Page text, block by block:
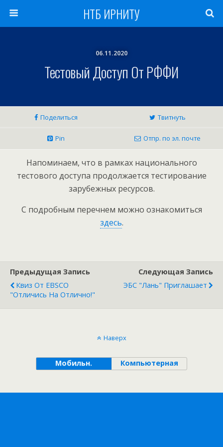
НТБ ИРНИТУ
06.11.2020
Тестовый Доступ От РФФИ
Поделиться Твитнуть
Pin Отпр. по эл. почте
Напоминаем, что в рамках национального
тестового доступа продолжается тестирование
зарубежных ресурсов.
С подробным перечнем можно ознакомиться
здесь.
Предыдущая Запись
Квиз От EBSCO
"Отличись На Отлично!"
Следующая Запись
ЭБС "Лань" Приглашает
Наверх
Мобильн. Компьютерная